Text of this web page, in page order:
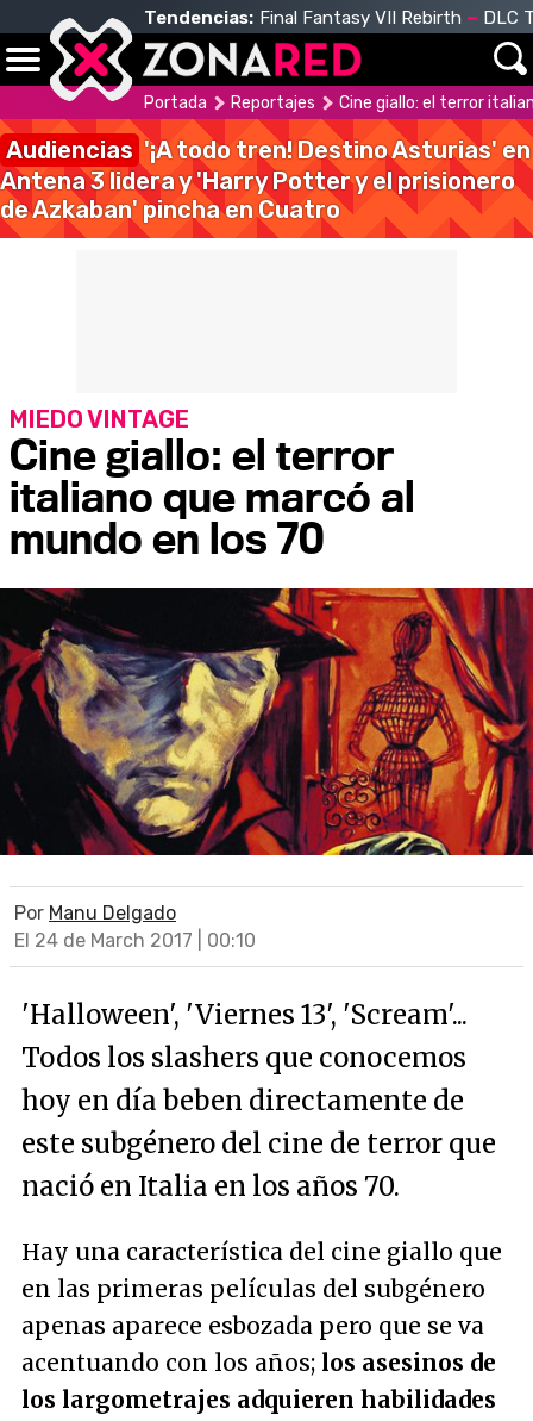
Tendencias: Final Fantasy VII Rebirth DLC
Portada Reportajes Cine giallo: el terror
Audiencias '¡A todo tren! Destino Asturias' en
Antena 3 lidera y 'Harry Potter y el prisionero
de Azkaban' pincha en Cuatro
Cine giallo: el terror
italiano que marcó al
mundo en los 70
MIEDO VINTAGE
Por Manu Delgado
El 24 de March 2017 | 00:10
'Halloween', 'Viernes 13', 'Scream'...
Todos los slashers que conocemos
hoy en día beben directamente de
este subgénero del cine de terror que
nació en Italia en los años 70.
Hay una característica del cine giallo que
en las primeras películas del subgénero
apenas aparece esbozada pero que se va
acentuando con los años; los asesinos de
los largometrajes adquieren habilidades